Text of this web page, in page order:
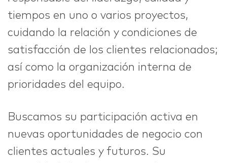
tiempos en uno o varios proyectos,
cuidando la relación y condiciones de
satisfacción de los clientes relacionados;
así como la organización interna de
prioridades del equipo.
Buscamos su participación activa en
nuevas oportunidades de negocio con
clientes actuales y futuros. Su
IDEAS
ABOUT